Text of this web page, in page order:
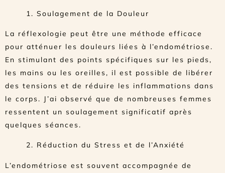
1. Soulagement de la Douleur
La réflexologie peut être une méthode efficace
pour atténuer les douleurs liées à l’endométriose.
En stimulant des points spécifiques sur les pieds,
les mains ou les oreilles, il est possible de libérer
des tensions et de réduire les inflammations dans
le corps. J’ai observé que de nombreuses femmes
ressentent un soulagement significatif après
quelques séances.
2. Réduction du Stress et de l’Anxiété
L’endométriose est souvent accompagnée de